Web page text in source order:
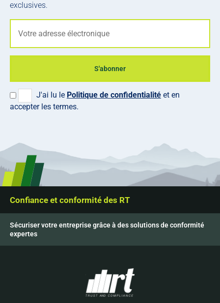
exclusives.
J'ai lu le Politique de confidentialitéet en
accepter les termes.
S'abonner
Confiance et conformité des RT
Sécuriser votre entreprise grâce à des solutions de conformité
expertes